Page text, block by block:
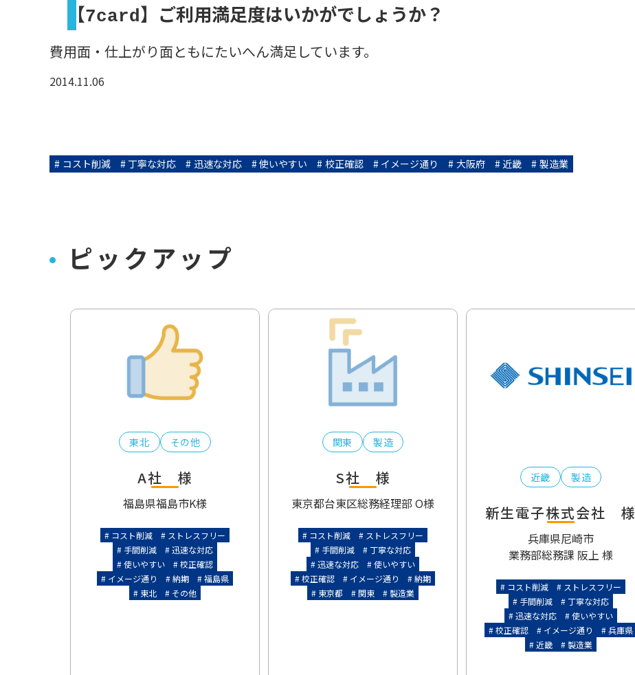
【7card】ご利用満足度はいかがでしょうか？
費用面・仕上がり面ともにたいへん満足しています。
2014.11.06
コスト削減 丁寧な対応 迅速な対応 使いやすい 校正確認 イメージ通り 大阪府 近畿 製造業
ピックアップ
東北 その他
A社 様
福島県福島市K様
コスト削減
ストレスフリー
手間削減
迅速な対応
使いやすい
校正確認
イメージ通り
納期
福島県
東北
その他
関東 製造
S社 様
東京都台東区総務経理部 O様
コスト削減
ストレスフリー
手間削減
丁寧な対応
迅速な対応
使いやすい
校正確認
イメージ通り
納期
東京都
関東 製造業
近畿 製造
新生電子株式会社 様
兵庫県尼崎市
業務部総務課 阪上 様
コスト削減
ストレスフリー
手間削減
丁寧な対応
迅速な対応
使いやすい
校正確認
イメージ通り
兵庫県
近畿
製造業